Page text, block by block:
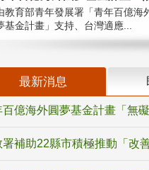
教育部青年發展署「青年百億海
基金計畫」支持、台灣適應...
最新消息
百億海外圓夢基金計畫「無
署補助22縣市積極推動「改